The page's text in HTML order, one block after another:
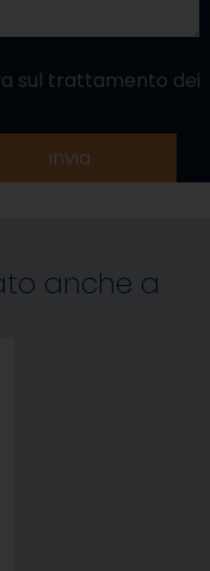
sul trattamento dei
invia
anche a